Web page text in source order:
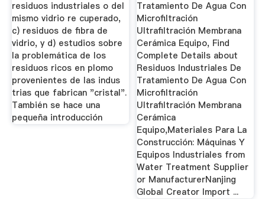
residuos industriales o del
mismo vidrio re cuperado,
c) residuos de fibra de
vidrio, y d) estudios sobre
la problemática de los
residuos ricos en plomo
provenientes de las indus
trias que fabrican "cristal".
También se hace una
pequeña introducción
Tratamiento De Agua Con
Microfiltración
Ultrafiltración Membrana
Cerámica Equipo, Find
Complete Details about
Residuos Industriales De
Tratamiento De Agua Con
Microfiltración
Ultrafiltración Membrana
Cerámica
Equipo,Materiales Para La
Construcción: Máquinas Y
Equipos Industriales from
Water Treatment Supplier
or ManufacturerNanjing
Global Creator Import ...